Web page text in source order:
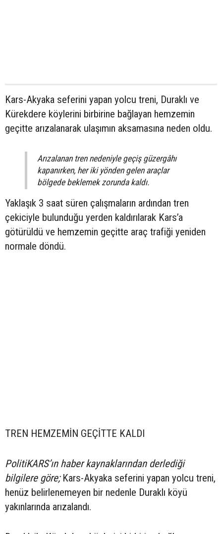
Kars-Akyaka seferini yapan yolcu treni, Duraklı ve
Kürekdere köylerini birbirine bağlayan hemzemin
geçitte arızalanarak ulaşımın aksamasına neden oldu.
Arızalanan tren nedeniyle geçiş güzergâhı
kapanırken, her iki yönden gelen araçlar
bölgede beklemek zorunda kaldı.
Yaklaşık 3 saat süren çalışmaların ardından tren
çekiciyle bulunduğu yerden kaldırılarak Kars’a
götürüldü ve hemzemin geçitte araç trafiği yeniden
normale döndü.
TREN HEMZEMİN GEÇİTTE KALDI
PolitiKARS’ın haber kaynaklarından derlediği
bilgilere göre;Kars-Akyaka seferini yapan yolcu treni,
henüz belirlenemeyen bir nedenle Duraklı köyü
yakınlarında arızalandı.